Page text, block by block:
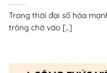
Trong thời đại số hóa
trông chờ vào [...]